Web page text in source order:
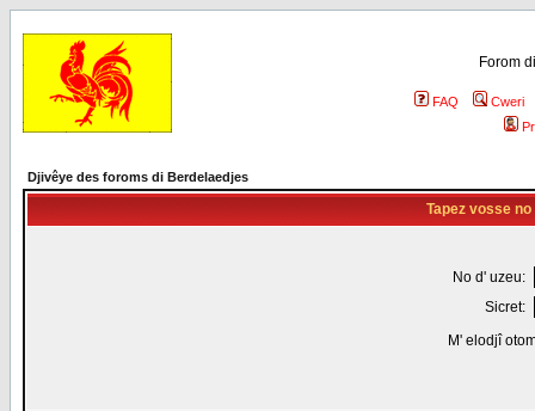
Forom
FAQ
Cweri
Djivêye des foroms di Berdelaedjes
Tapez vosse
No d' uzeu:
Sicret:
M' elodjî